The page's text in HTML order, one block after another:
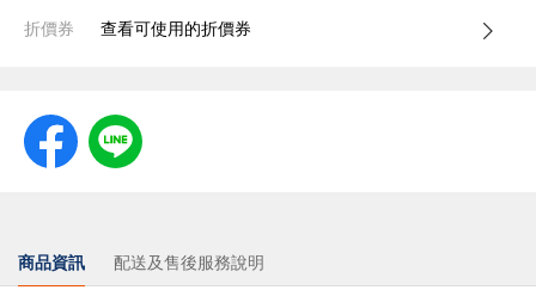
折價券 查看可使用的折價券
商品資訊 配送及售後服務說明